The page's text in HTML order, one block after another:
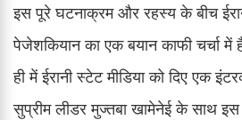
इस पूरे घटनाक्रम और रहस्य के बीच
पेजेशकियान का एक बयान काफी चर्चा
ही में ईरानी स्टेट मीडिया को दिए एक
सुप्रीम लीडर मुज्तबा खामेनेई के साथ